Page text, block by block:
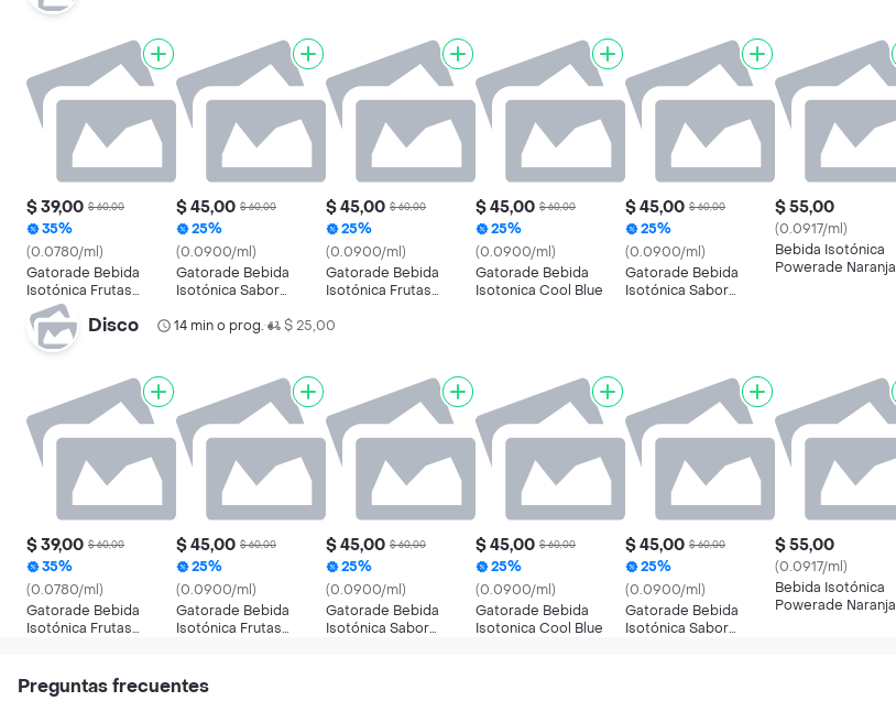
$ 39,00 $ 60,00
35%
(0.0780/ml)
Gatorade Bebida
Isotónica Frutas
Citricas
$ 45,00 $ 60,00
25%
(0.0900/ml)
Gatorade Bebida
Isotónica Sabor
$ 45,00 $ 60,00
25%
(0.0900/ml)
Gatorade Bebida
Isotónica Frutas
$ 45,00 $ 60,00
25%
(0.0900/ml)
Gatorade Bebida
Isotonica Cool Blue
$ 45,00 $ 60,00
25%
(0.0900/ml)
Gatorade Bebida
Isotónica Sabor
$ 55,00
(0.0917/ml)
Bebida Isotónica
Powerade Naranja
Disco 14 min o prog.• $ 25,00
$ 39,00 $ 60,00
35%
(0.0780/ml)
Gatorade Bebida
Isotónica Frutas
$ 45,00 $ 60,00
25%
(0.0900/ml)
Gatorade Bebida
Isotónica Frutas
$ 45,00 $ 60,00
25%
(0.0900/ml)
Gatorade Bebida
Isotónica Sabor
$ 45,00 $ 60,00
25%
(0.0900/ml)
Gatorade Bebida
Isotonica Cool Blue
$ 45,00 $ 60,00
25%
(0.0900/ml)
Gatorade Bebida
Isotónica Sabor
$ 55,00
(0.0917/ml)
Bebida Isotónica
Powerade Naranja
Preguntas frecuentes